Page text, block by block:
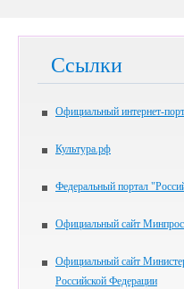
Ссылки
Официальный интернет-
Культура.рф
Федеральный портал
Официальный сайт
Официальный сайт
Российской Федерации